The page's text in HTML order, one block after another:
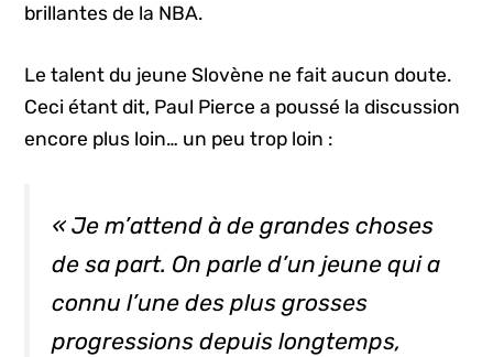
brillantes de la NBA.
Le talent du jeune Slovène ne fait aucun doute.
Ceci étant dit, Paul Pierce a poussé la discussion
encore plus loin… un peu trop loin :
« Je m’attend à de grandes choses
de sa part. On parle d’un jeune qui a
connu l’une des plus grosses
progressions depuis longtemps,